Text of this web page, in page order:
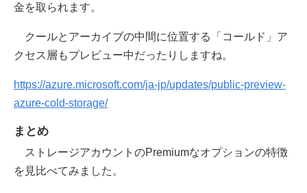
金を取られます。
クールとアーカイブの中間に位置する「コールド」ア
クセス層もプレビュー中だったりしますね。
https://azure.microsoft.com/ja-jp/updates/public-preview-
azure-cold-storage/
まとめ
ストレージアカウントのPremiumなオプションの特徴
を見比べてみました。